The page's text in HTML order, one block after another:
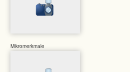
Mikromerkmale